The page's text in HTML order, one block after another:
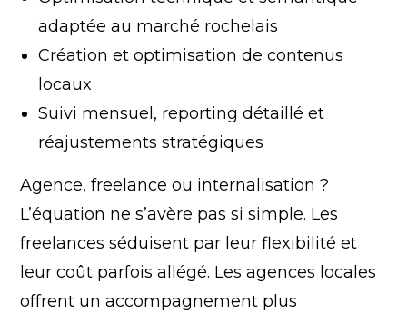
adaptée au marché rochelais
Création et optimisation de contenus
locaux
Suivi mensuel, reporting détaillé et
réajustements stratégiques
Agence, freelance ou internalisation ?
L’équation ne s’avère pas si simple. Les
freelances séduisent par leur flexibilité et
leur coût parfois allégé. Les agences locales
offrent un accompagnement plus